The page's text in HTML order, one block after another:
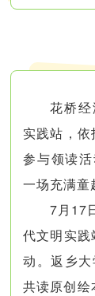
花桥
实践站，依
参与领读
一场充满童
7月17
代文明实践
动。返乡
共读原创